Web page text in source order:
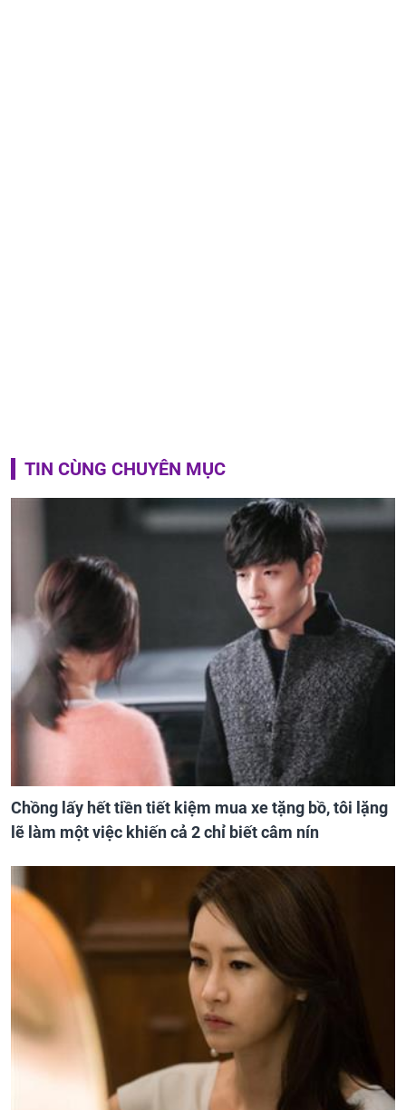
TIN CÙNG CHUYÊN MỤC
Chồng lấy hết tiền tiết kiệm mua xe tặng bồ, tôi lặng
lẽ làm một việc khiến cả 2 chỉ biết câm nín